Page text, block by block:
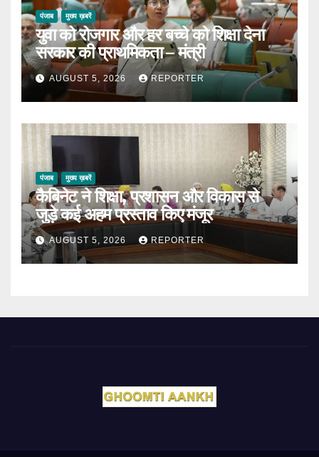
पंजाब मुख्य ख़बरें
युवा को रोजगार और हर बच्चे को शिक्षा देना
सरकार की प्राथमिकता – मंत्री
AUGUST 5, 2026 REPORTER
पंजाब मुख्य ख़बरें
कैबिनेट ने शिक्षा, प्रशासन और विकास से
जुड़े कई अहम प्रस्ताव किए मंजूर
AUGUST 5, 2026 REPORTER